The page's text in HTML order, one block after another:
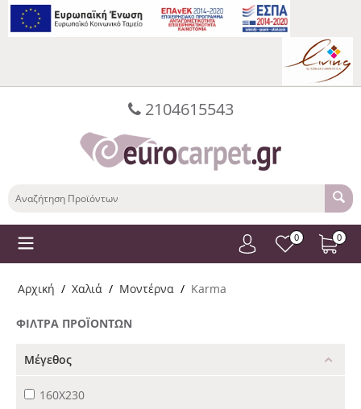
2104615543
0 0
Αρχική / Χαλιά / Μοντέρνα / Karma
ΦΊΛΤΡΑ ΠΡΟΪΌΝΤΩΝ
Μέγεθος
160X230